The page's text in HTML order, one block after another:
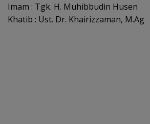
Imam : Tgk. H. Muhibbudin Husen
Khatib : Ust. Dr. Khairizzaman, M.Ag